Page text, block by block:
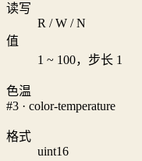
读写
R / W / N
值
1 ~ 100，步长 1
色温
#3 · color-temperature
格式
uint16